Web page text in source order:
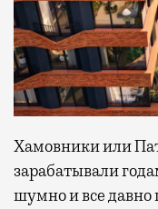
Хамовники или
зарабатывали
шумно и все давно